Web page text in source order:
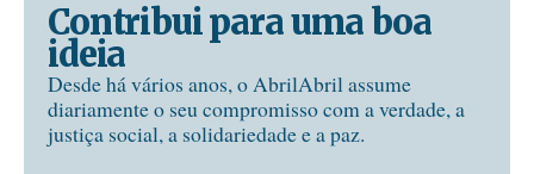
Contribui para uma boa
ideia
Desde há vários anos, o AbrilAbril assume
diariamente o seu compromisso com a verdade, a
justiça social, a solidariedade e a paz.